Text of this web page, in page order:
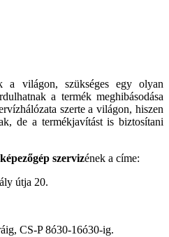
a világon, szükséges egy olyan
a termék meghibásodása
szerte a világon, hiszen
de a termékjavítást is biztosítani
szervizének a címe:
útja 20.
CS-P 8ó30-16ó30-ig.